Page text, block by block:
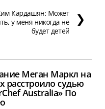
Кардашян: Может
у меня никогда не
будет детей
❯
Меган Маркл на
расстроило судью
Australia» По